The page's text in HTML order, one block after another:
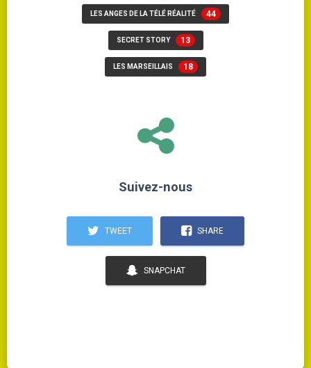
LES ANGES DE LA TÉLÉ RÉALITÉ 44
SECRET STORY 13
LES MARSEILLAIS 18
Suivez-nous
TWEET SHARE
SNAPCHAT